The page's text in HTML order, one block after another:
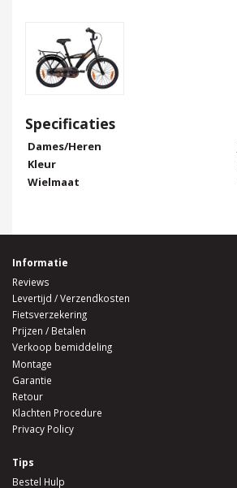
Specificaties
Dames/Heren
Kleur
Wielmaat
Informatie
Reviews
Levertijd / Verzendkosten
Fietsverzekering
Prijzen / Betalen
Verkoop bemiddeling
Montage
Garantie
Retour
Klachten Procedure
Privacy Policy
Tips
Bestel Hulp